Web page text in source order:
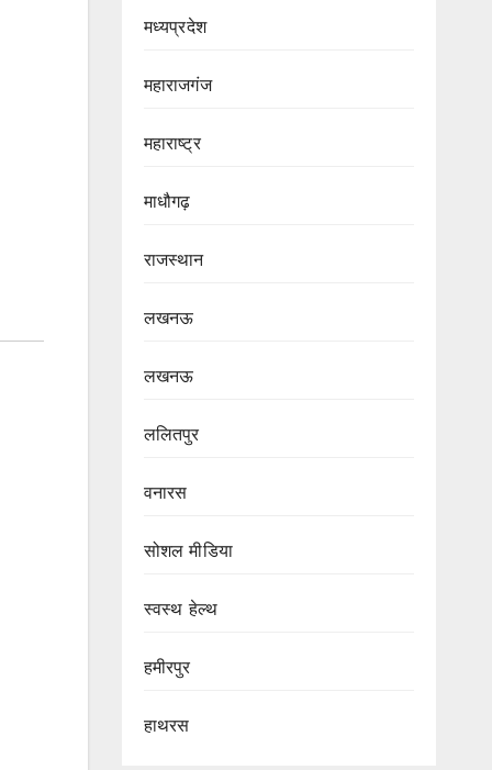
मध्यप्रदेश
महाराजगंज
महाराष्ट्र
माधौगढ़
राजस्थान
लखनऊ
लखनऊ
ललितपुर
वनारस
सोशल मीडिया
स्वस्थ हेल्थ
हमीरपुर
हाथरस